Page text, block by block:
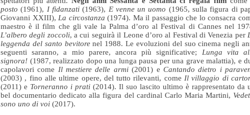
posto (1961), I fidanzati(1963), E venne un uomo (1965, sulla figura di
Giovanni XXIII),La circostanza (1974). Ma il passaggio che lo consacra
maestro è il film che gli vale la Palma d’oro al Festival di Cannes nel
L’albero degli zoccoli, a cui seguirà il Leone d’oro al Festival di Venezia per
leggenda del santo bevitorenel 1988. Le evoluzioni del suo cinema negli
seguenti saranno, a mio parere, ancora più significative; Lunga vita
signora! (1987, realizzato dopo una lunga pausa per una grave malattia), e
capolavori come Il mestiere delle armi(2001) e Cantando dietro i
(2003) , fino alle ultime opere, del tutto rilevanti, comeIl villaggio di
(2011) e Torneranno i prati (2014). Il suo lascito ultimo è rappresentato da
bel documentario dedicato alla figura del cardinal Carlo Maria Martini,
sono uno di voi (2017).